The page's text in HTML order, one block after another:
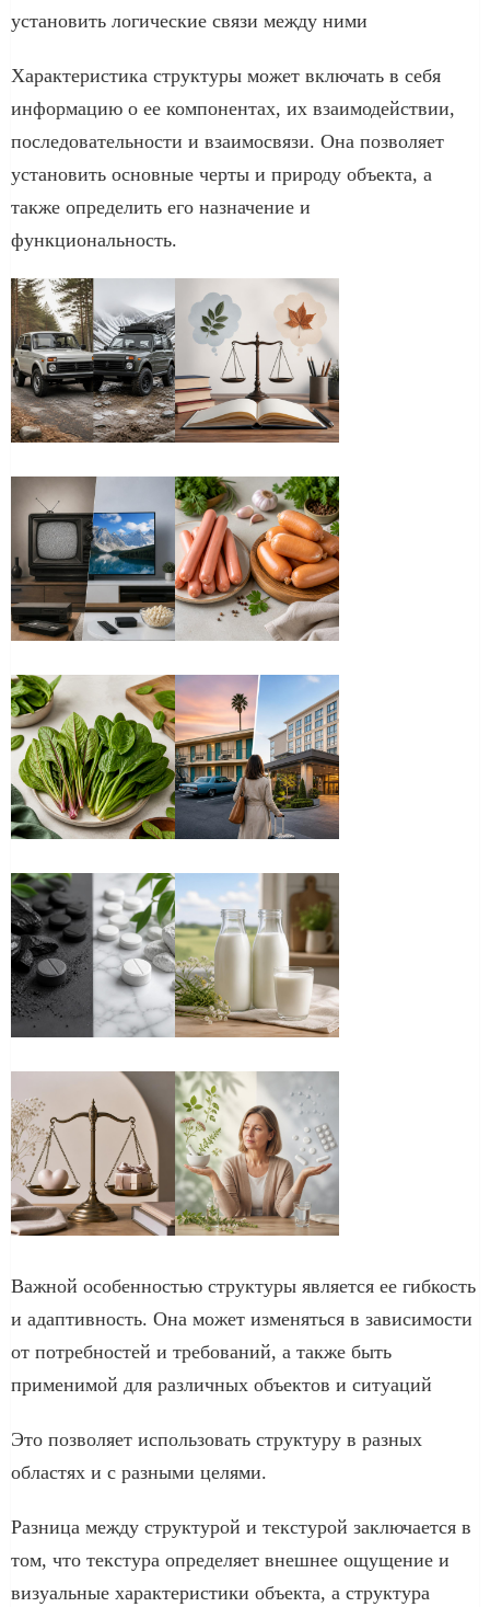
установить логические связи между ними
Характеристика структуры может включать в себя
информацию о ее компонентах, их взаимодействии,
последовательности и взаимосвязи. Она позволяет
установить основные черты и природу объекта, а
также определить его назначение и
функциональность.
Важной особенностью структуры является ее гибкость
и адаптивность. Она может изменяться в зависимости
от потребностей и требований, а также быть
применимой для различных объектов и ситуаций
Это позволяет использовать структуру в разных
областях и с разными целями.
Разница между структурой и текстурой заключается в
том, что текстура определяет внешнее ощущение и
визуальные характеристики объекта, а структура